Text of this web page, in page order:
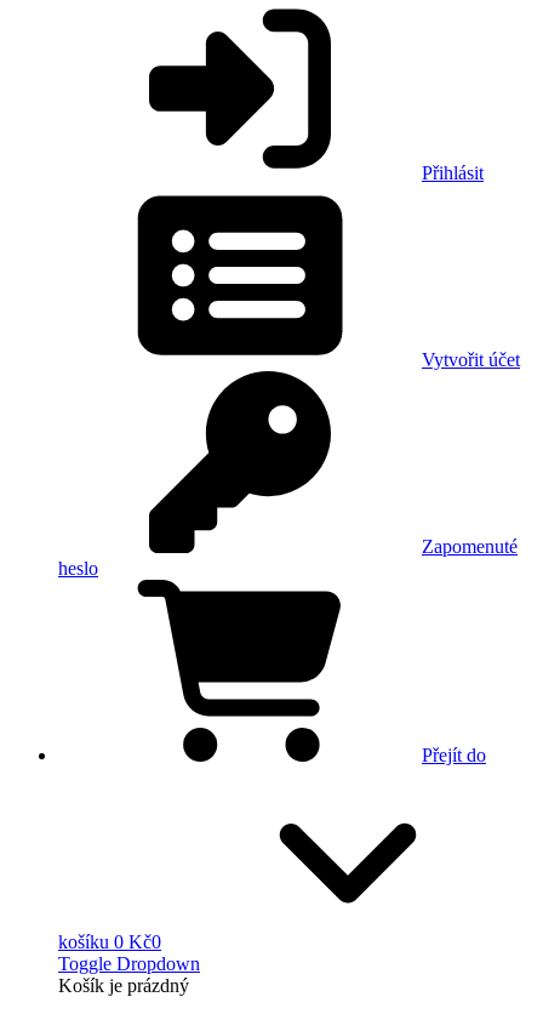
Přihlásit
Vytvořit účet
Zapomenuté
heslo
Přejít do
košíku 0 Kč0
Toggle Dropdown
Košík je prázdný